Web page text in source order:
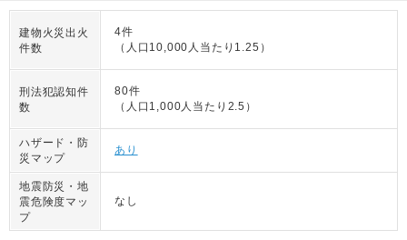
建物火災出火
件数
4件
（人口10,000人当たり1.25）
刑法犯認知件
数
80件
（人口1,000人当たり2.5）
ハザード・防
災マップ
あり
地震防災・地
震危険度マッ
プ
なし